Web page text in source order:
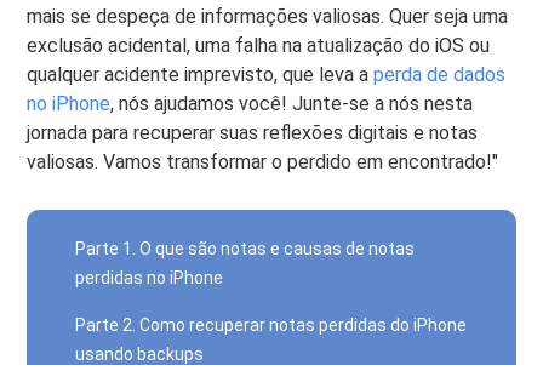
mais se despeça de informações valiosas. Quer seja uma
exclusão acidental, uma falha na atualização do iOS ou
qualquer acidente imprevisto, que leva aperda de dados
no iPhone, nós ajudamos você! Junte-se a nós nesta
jornada para recuperar suas reflexões digitais e notas
valiosas. Vamos transformar o perdido em encontrado!"
Parte 1. O que são notas e causas de notas
perdidas no iPhone
Parte 2. Como recuperar notas perdidas do iPhone
usando backups